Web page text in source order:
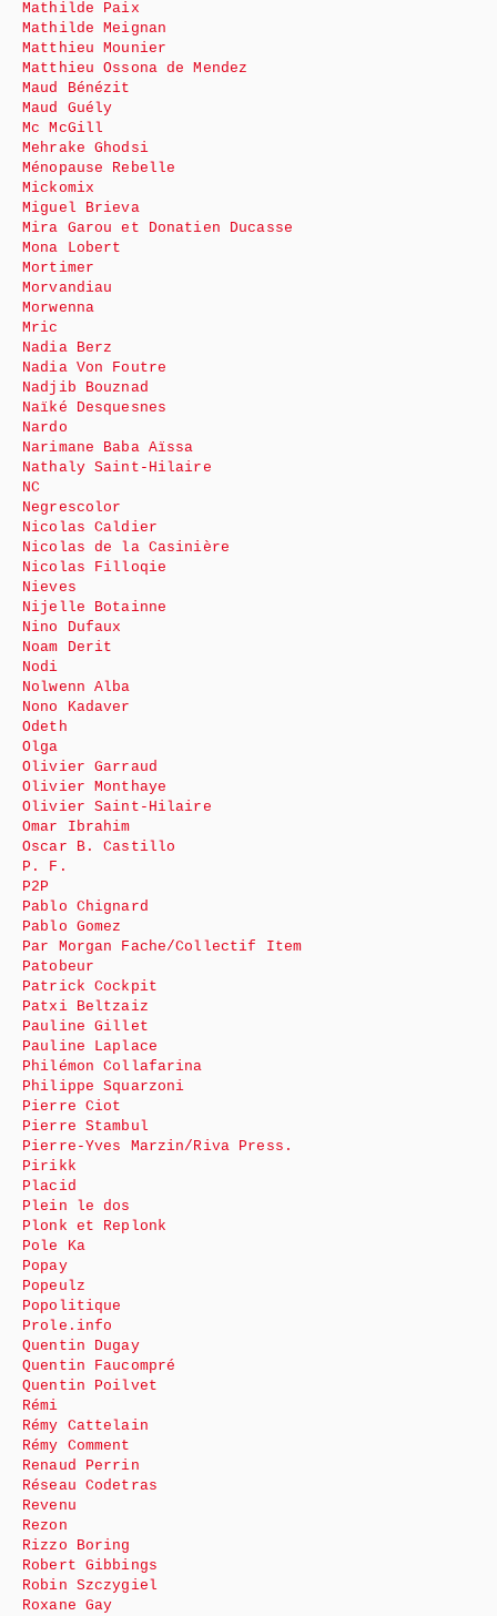
Mathilde Paix
Mathilde Meignan
Matthieu Mounier
Matthieu Ossona de Mendez
Maud Bénézit
Maud Guély
Mc McGill
Mehrake Ghodsi
Ménopause Rebelle
Mickomix
Miguel Brieva
Mira Garou et Donatien Ducasse
Mona Lobert
Mortimer
Morvandiau
Morwenna
Mric
Nadia Berz
Nadia Von Foutre
Nadjib Bouznad
Naïké Desquesnes
Nardo
Narimane Baba Aïssa
Nathaly Saint-Hilaire
NC
Negrescolor
Nicolas Caldier
Nicolas de la Casinière
Nicolas Filloqie
Nieves
Nijelle Botainne
Nino Dufaux
Noam Derit
Nodi
Nolwenn Alba
Nono Kadaver
Odeth
Olga
Olivier Garraud
Olivier Monthaye
Olivier Saint-Hilaire
Omar Ibrahim
Oscar B. Castillo
P. F.
P2P
Pablo Chignard
Pablo Gomez
Par Morgan Fache/Collectif Item
Patobeur
Patrick Cockpit
Patxi Beltzaiz
Pauline Gillet
Pauline Laplace
Philémon Collafarina
Philippe Squarzoni
Pierre Ciot
Pierre Stambul
Pierre-Yves Marzin/Riva Press.
Pirikk
Placid
Plein le dos
Plonk et Replonk
Pole Ka
Popay
Popeulz
Popolitique
Prole.info
Quentin Dugay
Quentin Faucompré
Quentin Poilvet
Rémi
Rémy Cattelain
Rémy Comment
Renaud Perrin
Réseau Codetras
Revenu
Rezon
Rizzo Boring
Robert Gibbings
Robin Szczygiel
Roxane Gay